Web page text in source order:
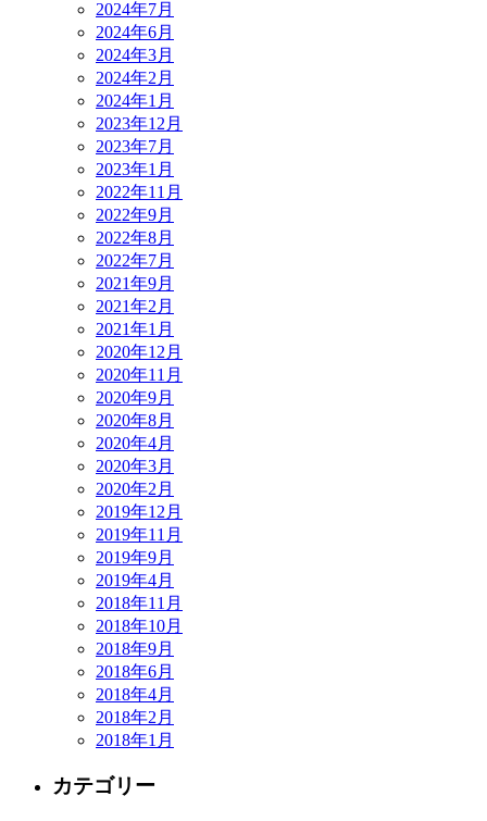
2024年7月
2024年6月
2024年3月
2024年2月
2024年1月
2023年12月
2023年7月
2023年1月
2022年11月
2022年9月
2022年8月
2022年7月
2021年9月
2021年2月
2021年1月
2020年12月
2020年11月
2020年9月
2020年8月
2020年4月
2020年3月
2020年2月
2019年12月
2019年11月
2019年9月
2019年4月
2018年11月
2018年10月
2018年9月
2018年6月
2018年4月
2018年2月
2018年1月
カテゴリー